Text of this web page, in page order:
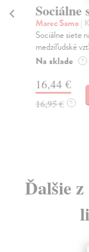
Sociálne
Marec Samo|
Sociálne siete
medziľudské
Na sklade ?
16,44 €
16,95 € ?
Ďalšie